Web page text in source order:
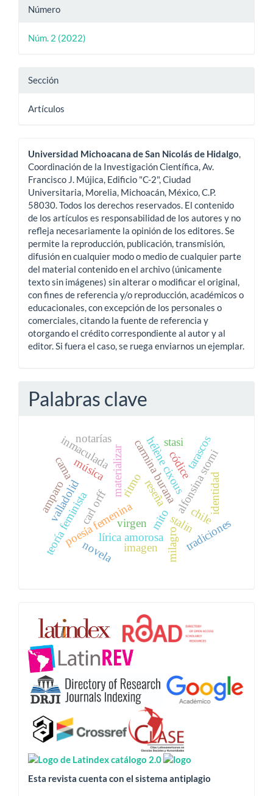
Número
Núm. 2 (2022)
Sección
Artículos
Universidad Michoacana de San Nicolás de Hidalgo
Coordinación de la Investigación Científica, Av.
Francisco J. Mújica, Edificio "C-2", Ciudad
Universitaria, Morelia, Michoacán, México, C.P.
58030. Todos los derechos reservados. El contenido
de los artículos es responsabilidad de los autores y no
refleja necesariamente la opinión de los editores. Se
permite la reproducción, publicación, transmisión,
difusión en cualquier modo o medio de cualquier parte
del material contenido en el archivo (únicamente
texto sin imágenes) sin alterar o modificar el original,
con fines de referencia y/o reproducción, académicos o
educacionales, con excepción de los personales o
comerciales, citando la fuente de referencia y
otorgando el crédito correspondiente al autor y al
editor. Si fuera el caso, se ruega enviarnos un ejemplar.
Palabras clave
carl orff
carmina burana
mito
música
ritmo alfonsina storni
poesía femenina
lírica amorosa
teoría feminista
hélène cixous
virgen
milagro
materializar
inmaculada
imagen
identidad
tradiciones
valladolid
notarías
cama códicetarascos
reseña
novela
amparo
stasi
chile
stalin
Esta
revista
está
indizada
en:
Esta revista cuenta con el sistema antiplagio